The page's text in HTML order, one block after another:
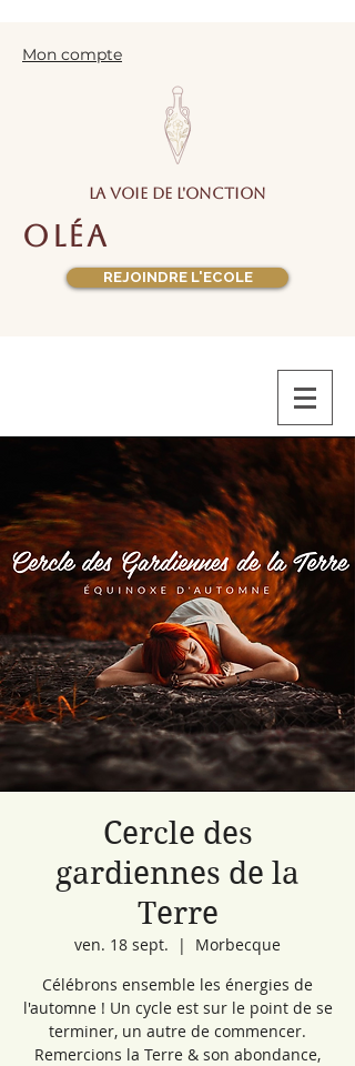
Mon compte
la voie de l'onction
oléa
REJOINDRE L'ECOLE
Cercle des
gardiennes de la
Terre
ven. 18 sept.
  |
Morbecque
Célébrons ensemble les énergies de
l'automne ! Un cycle est sur le point de se
terminer, un autre de commencer.
Remercions la Terre & son abondance,